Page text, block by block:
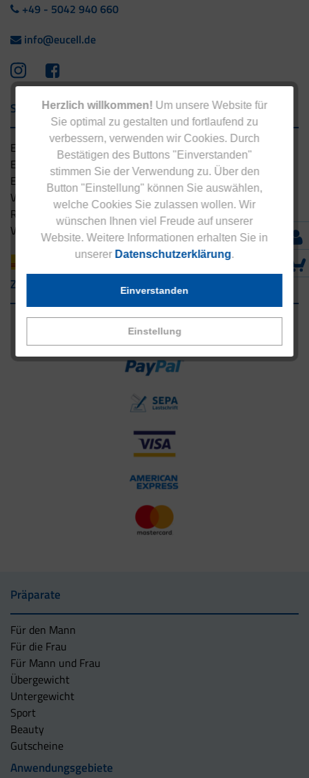
Herzlich willkommen! Um unsere Website für
Sie optimal zu gestalten und fortlaufend zu
verbessern, verwenden wir Cookies. Durch
Bestätigen des Buttons "Einverstanden"
stimmen Sie der Verwendung zu. Über den
Button "Einstellung" können Sie auswählen,
welche Cookies Sie zulassen wollen. Wir
wünschen Ihnen viel Freude auf unserer
Website. Weitere Informationen erhalten Sie in
unserer Datenschutzerklärung.
Einstellung
Einverstanden
+49 - 5042 940 660
info@eucell.de
Service & Versand
Eucell Gesundheitsservice
Eucell Ernährungscoach
Eucell Fitness Coach
Versandbedingungen
Rücksendung
Versandpartner innerhalb Deutschlands
Zahlungsarten
Präparate
Für den Mann
Für die Frau
Für Mann und Frau
Übergewicht
Untergewicht
Sport
Beauty
Gutscheine
Anwendungsgebiete